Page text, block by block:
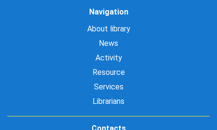
Navigation
About library
News
Activity
Resource
Services
Librarians